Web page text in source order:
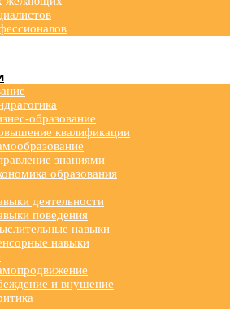
образование
квалификации
знаниями
образования
деятельности
поведения
навыки
навыки
и внушение